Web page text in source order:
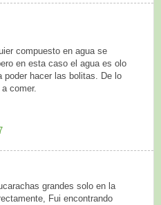
compuesto en agua se
en esta caso el agua es olo
poder hacer las bolitas. De lo
comer.
grandes solo en la
Fui encontrando